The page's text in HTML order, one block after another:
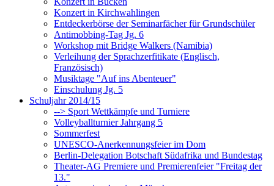
Konzert in Kirchwahlingen
Entdeckerbörse der Seminarfächer für Grundschüler
Antimobbing-Tag Jg. 6
Workshop mit Bridge Walkers (Namibia)
Verleihung der Sprachzerfitikate (Englisch,
Französisch)
Musiktage "Auf ins Abenteuer"
Einschulung Jg. 5
Schuljahr 2014/15
--> Sport Wettkämpfe und Turniere
Volleyballturnier Jahrgang 5
Sommerfest
UNESCO-Anerkennungsfeier im Dom
Berlin-Delegation Botschaft Südafrika und Bundestag
Theater-AG Premiere und Premierenfeier "Freitag der
13."